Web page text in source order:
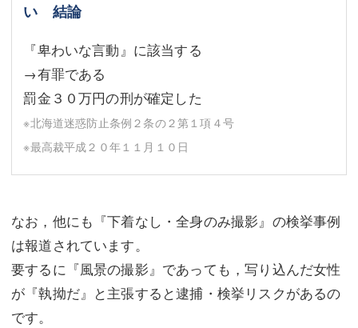
い 結論
『卑わいな言動』に該当する
→有罪である
罰金３０万円の刑が確定した
※北海道迷惑防止条例２条の２第１項４号
※最高裁平成２０年１１月１０日
なお，他にも『下着なし・全身のみ撮影』の検挙事例
は報道されています。
要するに『風景の撮影』であっても，写り込んだ女性
が『執拗だ』と主張すると逮捕・検挙リスクがあるの
です。